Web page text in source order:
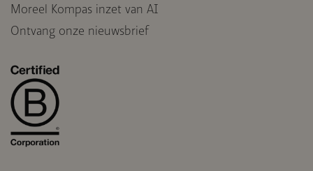
Moreel Kompas inzet van AI
Ontvang onze nieuwsbrief